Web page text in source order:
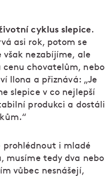
cyklus slepice.
asi rok, potom se
však nezabíjíme, ale
cenu chovatelům, nebo
Ilona a přiznává: „Je
slepice v co nejlepší
produkci a dostáli
prohlédnout i mladé
musíme tedy dva nebo
vůbec nesnášejí,